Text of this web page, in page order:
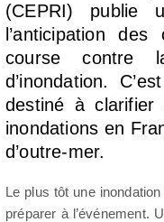
(CEPRI) publie
l’anticipation
course contre
d’inondation.
destiné à
inondations en
d’outre-mer.
Le plus tôt une
préparer à l’événement.